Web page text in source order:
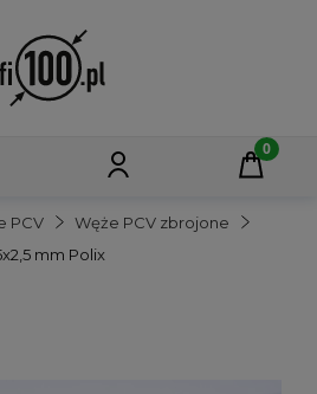
PCV
Węże PCV zbrojone
mm Polix